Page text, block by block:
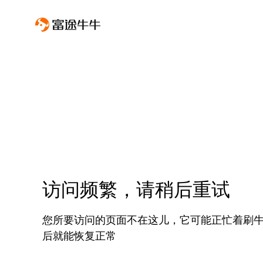
访问频繁，请稍后重试
您所要访问的页面不在这儿，它可能正忙着刷
后就能恢复正常